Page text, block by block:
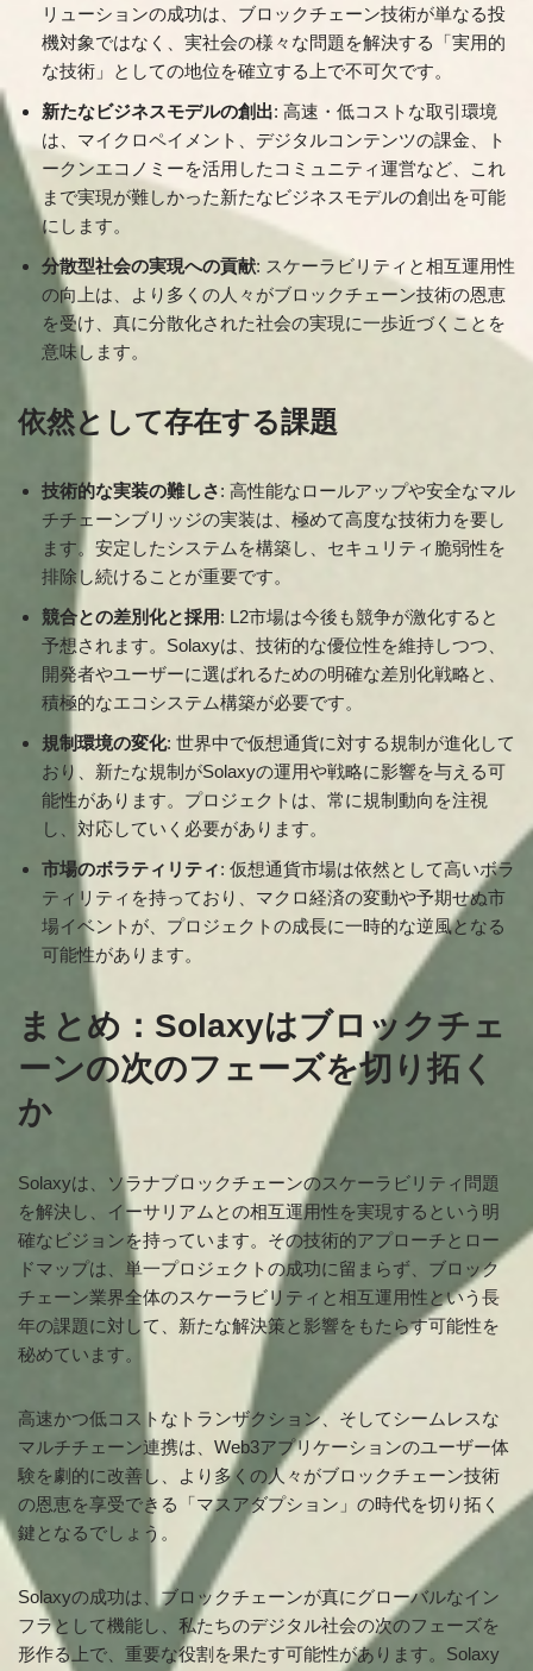
リューションの成功は、ブロックチェーン技術が単なる投
機対象ではなく、実社会の様々な問題を解決する「実用的
な技術」としての地位を確立する上で不可欠です。
新たなビジネスモデルの創出: 高速・低コストな取引環境
は、マイクロペイメント、デジタルコンテンツの課金、ト
ークンエコノミーを活用したコミュニティ運営など、これ
まで実現が難しかった新たなビジネスモデルの創出を可能
にします。
分散型社会の実現への貢献: スケーラビリティと相互運用性
の向上は、より多くの人々がブロックチェーン技術の恩恵
を受け、真に分散化された社会の実現に一歩近づくことを
意味します。
依然として存在する課題
技術的な実装の難しさ: 高性能なロールアップや安全なマル
チチェーンブリッジの実装は、極めて高度な技術力を要し
ます。安定したシステムを構築し、セキュリティ脆弱性を
排除し続けることが重要です。
競合との差別化と採用: L2市場は今後も競争が激化すると
予想されます。Solaxyは、技術的な優位性を維持しつつ、
開発者やユーザーに選ばれるための明確な差別化戦略と、
積極的なエコシステム構築が必要です。
規制環境の変化: 世界中で仮想通貨に対する規制が進化して
おり、新たな規制がSolaxyの運用や戦略に影響を与える可
能性があります。プロジェクトは、常に規制動向を注視
し、対応していく必要があります。
市場のボラティリティ: 仮想通貨市場は依然として高いボラ
ティリティを持っており、マクロ経済の変動や予期せぬ市
場イベントが、プロジェクトの成長に一時的な逆風となる
可能性があります。
まとめ：Solaxyはブロックチェ
ーンの次のフェーズを切り拓く
か
Solaxyは、ソラナブロックチェーンのスケーラビリティ問題
を解決し、イーサリアムとの相互運用性を実現するという明
確なビジョンを持っています。その技術的アプローチとロー
ドマップは、単一プロジェクトの成功に留まらず、ブロック
チェーン業界全体のスケーラビリティと相互運用性という長
年の課題に対して、新たな解決策と影響をもたらす可能性を
秘めています。
高速かつ低コストなトランザクション、そしてシームレスな
マルチチェーン連携は、Web3アプリケーションのユーザー体
験を劇的に改善し、より多くの人々がブロックチェーン技術
の恩恵を享受できる「マスアダプション」の時代を切り拓く
鍵となるでしょう。
Solaxyの成功は、ブロックチェーンが真にグローバルなイン
フラとして機能し、私たちのデジタル社会の次のフェーズを
形作る上で、重要な役割を果たす可能性があります。Solaxy